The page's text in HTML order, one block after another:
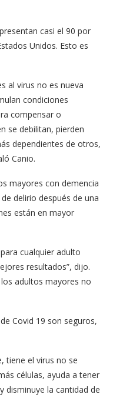
casi el 90 por
Unidos. Esto es
al virus no es nueva
condiciones
compensar o
se debilitan, pierden
dependientes de otros,
Canio.
mayores con demencia
delirio después de una
están en mayor
cualquier adulto
resultados”, dijo.
adultos mayores no
Covid 19 son seguros,
tiene el virus no se
células, ayuda a tener
disminuye la cantidad de